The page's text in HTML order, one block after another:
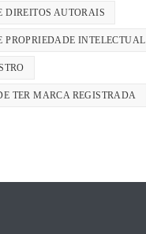
DIREITOS AUTORAIS
PROPRIEDADE INTELECTUAL
TER MARCA REGISTRADA